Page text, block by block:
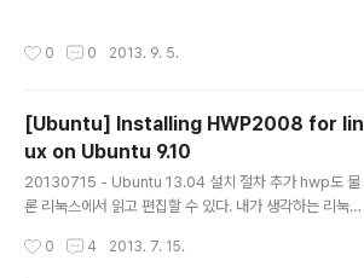
(이후에 사용할 량으로 본체 뒤에 구멍을 내어 선을 뚫었
0 0 2013. 9. 5.
[Ubuntu] Installing HWP2008 for lin
ux on Ubuntu 9.10
20130715 - Ubuntu 13.04 설치 절차 추가 hwp도 물
론 리눅스에서 읽고 편집할 수 있다. 내가 생각하는 리눅스
저렴하다 - 윈도용에 비해 프로모션이 좀 많다.(그래봐야 1
0 4 2013. 7. 15.